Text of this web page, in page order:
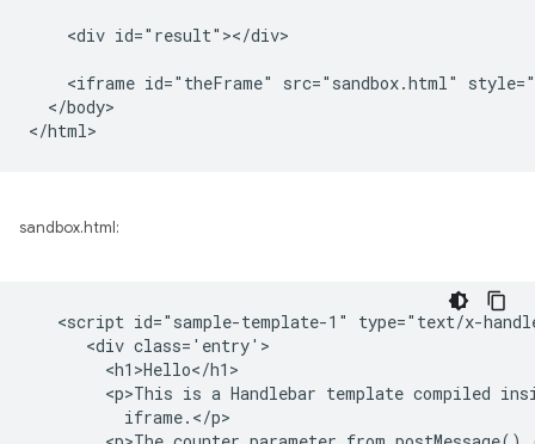
    <div id="result"></div>
<iframe id="theFrame" src="sandbox.html"
  </body>
sandbox.html:
<script id="sample-template-1" type="text/x-
      <div class='entry'>
        <h1>Hello</h1>
<p>This is a Handlebar template compiled
          iframe.</p>